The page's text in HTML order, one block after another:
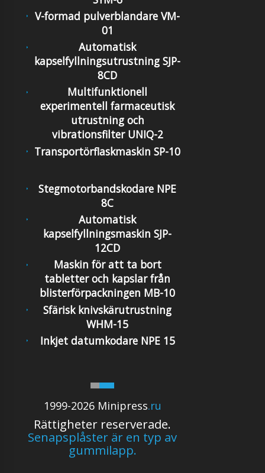
V-formad pulverblandare VM-
01
Automatisk
kapselfyllningsutrustning SJP-
8CD
Multifunktionell
experimentell farmaceutisk
utrustning och
vibrationsfilter UNIQ-2
Transportörflaskmaskin SP-10
1999-2026 Minipress.ru
Rättigheter reserverade.
Senapsplåster är en typ av
gummilapp.
Stegmotorbandskodare NPE
8C
Automatisk
kapselfyllningsmaskin SJP-
12CD
Maskin för att ta bort
tabletter och kapslar från
blisterförpackningen MB-10
Sfärisk knivskärutrustning
WHM-15
Inkjet datumkodare NPE 15